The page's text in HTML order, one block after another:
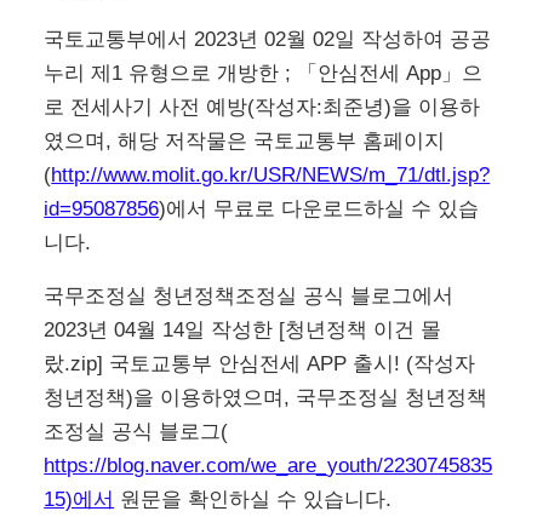
국토교통부에서 2023년 02월 02일 작성하여 공공
누리 제1 유형으로 개방한 ; 「안심전세 App」으
로 전세사기 사전 예방(작성자:최준녕)을 이용하
였으며, 해당 저작물은 국토교통부 홈페이지
(http://www.molit.go.kr/USR/NEWS/m_71/dtl.jsp?
id=95087856)에서 무료로 다운로드하실 수 있습
니다.
국무조정실 청년정책조정실 공식 블로그에서
2023년 04월 14일 작성한 [청년정책 이건 몰
랐.zip] 국토교통부 안심전세 APP 출시! (작성자
청년정책)을 이용하였으며, 국무조정실 청년정책
조정실 공식 블로그(
https://blog.naver.com/we_are_youth/2230745835
15)에서 원문을 확인하실 수 있습니다.